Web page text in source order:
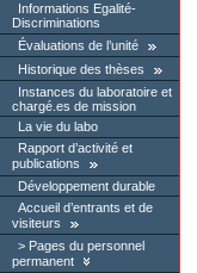
Informations Egalité-
Discriminations
Évaluations de l’unité
Historique des thèses
Instances du laboratoire et
chargé.es de mission
La vie du labo
Rapport d’activité et
publications
Développement durable
Accueil d’entrants et de
visiteurs
Pages du personnel
permanent